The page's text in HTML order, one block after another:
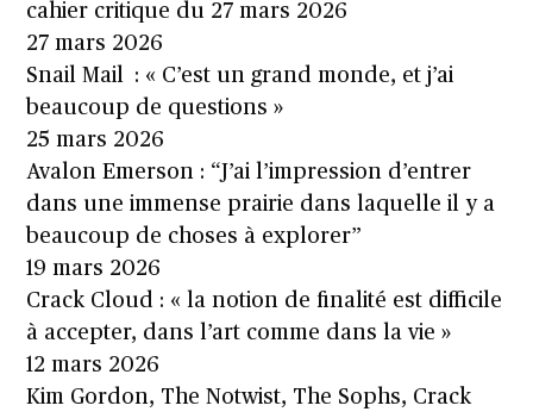
cahier critique du 27 mars 2026
27 mars 2026
Snail Mail : « C’est un grand monde, et j’ai
beaucoup de questions »
25 mars 2026
Avalon Emerson : “J’ai l’impression d’entrer
dans une immense prairie dans laquelle il y a
beaucoup de choses à explorer”
19 mars 2026
Crack Cloud : « la notion de finalité est difficile
à accepter, dans l’art comme dans la vie »
12 mars 2026
Kim Gordon, The Notwist, The Sophs, Crack